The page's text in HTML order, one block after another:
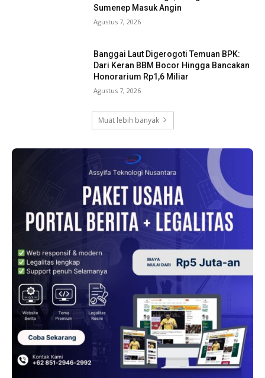
Sumenep Masuk Angin
Agustus 7, 2026
Banggai Laut Digerogoti Temuan BPK:
Dari Keran BBM Bocor Hingga Bancakan
Honorarium Rp1,6 Miliar
Agustus 7, 2026
Muat lebih banyak